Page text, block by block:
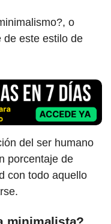
o
de este estilo de
del ser humano
porcentaje de
con todo aquello